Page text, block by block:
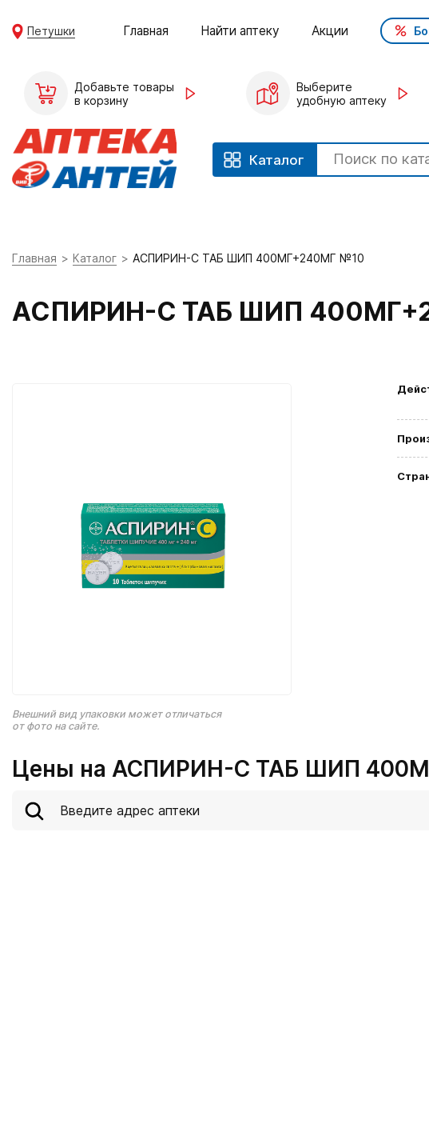
Петушки Главная Найти аптеку Акции
Добавьте товары
в корзину
Выберите
удобную аптеку
Каталог
Главная Каталог АСПИРИН-C ТАБ ШИП 400МГ+240МГ №10
АСПИРИН-C ТАБ ШИП
Внешний вид упаковки может отличаться
от фото на сайте.
Цены на АСПИРИН-C ТАБ ШИП